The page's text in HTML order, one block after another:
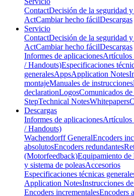
ContactDecisión de la seguridad
ActCambiar hecho fácilDescargas
Servicio
ContactDecisión de la seguridad
ActCambiar hecho fácilDescargas
Informes de aplicacionesArtículos
/ Handouts)Especificaciones
generalesAppsApplication Notes
montajeManuales de instrucciones
declarationLogosComunicados de
StepTechnical NotesWhitepapers
Descargas
Informes de aplicacionesArtículos
/ Handouts)
Wachendorff GeneralEncoders
absolutosEncoders redundantes
(Motorfeedback)Equipamiento de
y sistema de poleasAccesorios
Especificaciones técnicas
Application NotesInstrucciones
Encoders incrementalesEncoders